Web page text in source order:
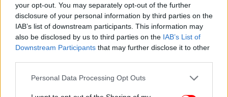
your opt-out. You may separately opt-out of the further
disclosure of your personal information by third parties on the
IAB’s list of downstream participants. This information may
also be disclosed by us to third parties on the IAB’s List of
Downstream Participants that may further disclose it to other
Please note that this website/app uses one or more Google
Personal Data Processing Opt Outs
«Το παιδί είναι κλινικά νεκρό» είχε δηλώσεις λίγες
ώρες νωρίτερα ο διοικητής του ΠΑΓΝΗ Γιώργος
Χαλκιαδάκης. «Η γιαγιά, που έχει την επιμέλεια του
παιδιού, υπέγραψε ώστε ναδοθούν η καρδιά και τα